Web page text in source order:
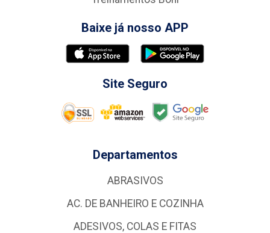
Baixe já nosso APP
Site Seguro
Departamentos
ABRASIVOS
AC. DE BANHEIRO E COZINHA
ADESIVOS, COLAS E FITAS